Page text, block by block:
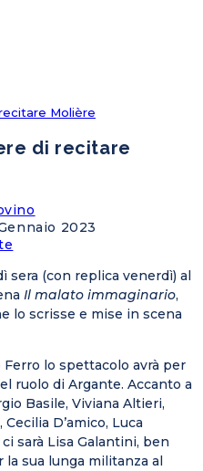
Molière
di recitare
2023
sera (con replica venerdì) al
Il malato immaginario,
lo scrisse e mise in scena
lo spettacolo avrà per
ruolo di Argante. Accanto a
Basile, Viviana Altieri,
D’amico, Luca
sarà Lisa Galantini, ben
sua lunga militanza al